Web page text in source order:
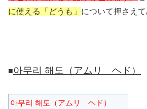
に使える「どうも」 について押さえて
■아무리 해도（アムリ ヘド）
아무리 해도（アムリ ヘド）